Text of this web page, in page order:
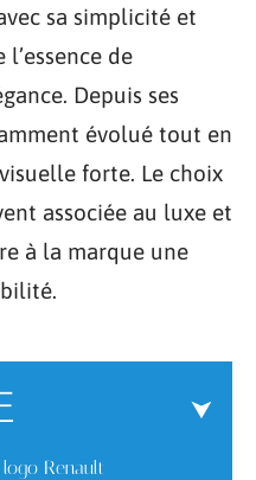
sa simplicité et
de
Depuis ses
évolué tout en
forte. Le choix
associée au luxe et
à la marque une
Renault